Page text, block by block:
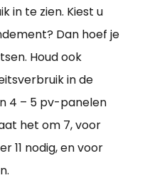
in te zien. Kiest u
Dan hoef je
Houd ook
in de
4 – 5 pv-panelen
het om 7, voor
11 nodig, en voor